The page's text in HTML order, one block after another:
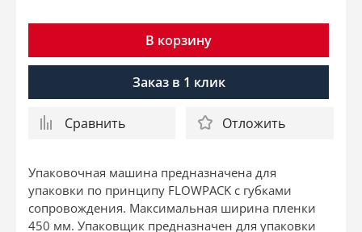
В корзину
Заказ в 1 клик
Сравнить Отложить
Упаковочная машина предназначена для
упаковки по принципу FLOWPACK c губками
сопровождения. Максимальная ширина пленки
450 мм. Упаковщик предназначен для упаковки